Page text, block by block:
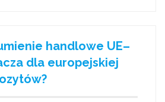
handlowe UE–
dla europejskiej